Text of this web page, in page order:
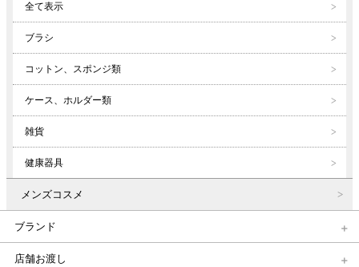
全て表示
ブラシ
コットン、スポンジ類
ケース、ホルダー類
雑貨
健康器具
メンズコスメ
ブランド
店舗お渡し